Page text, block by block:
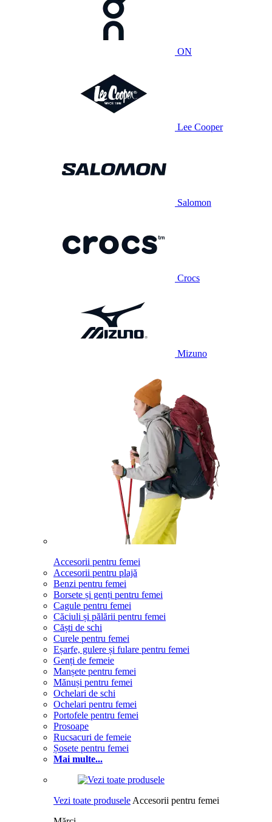
ON
Lee Cooper
Salomon
Crocs
Mizuno
Accesorii pentru femei
Accesorii pentru plajă
Benzi pentru femei
Borsete și genți pentru femei
Cagule pentru femei
Căciuli și pălării pentru femei
Căști de schi
Curele pentru femei
Eșarfe, gulere și fulare pentru femei
Genți de femeie
Manșete pentru femei
Mănuși pentru femei
Ochelari de schi
Ochelari pentru femei
Portofele pentru femei
Prosoape
Rucsacuri de femeie
Șosete pentru femei
Mai multe...
Vezi toate produsele Accesorii pentru femei